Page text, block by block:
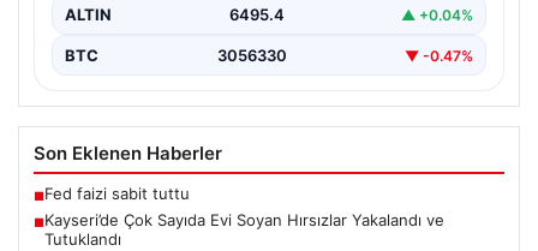
ALTIN 6495.4 ▲ +0.04%
BTC 3056330 ▼ -0.47%
Son Eklenen Haberler
■Fed faizi sabit tuttu
■Kayseri’de Çok Sayıda Evi Soyan Hırsızlar Yakalandı ve
Tutuklandı